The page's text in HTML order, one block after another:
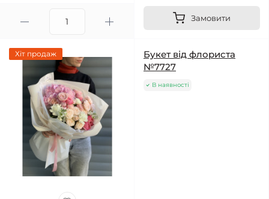
Замовити
Хіт продаж
Букет від флориста
№7727
В наявності